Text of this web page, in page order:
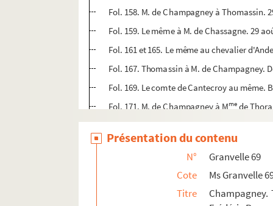
Fol. 158. M. de Champagney à Thomassin.
Fol. 159. Le même à M. de Chassagne. 29
Fol. 161 et 165. Le même au chevalier
Fol. 167. Thomassin à M. de Champagney.
Fol. 169. Le comte de Cantecroy au même.
Fol. 171. M. de Champagney à Mme de
Fol. 175. M. de Saint-Mauris à M. de
Fol. 177. Marguerite Perrenot à M. de
Fol. 179. P. de Rye, comte de Varax, au
Fol. 181. M. de Champagney au comte de
Fol. 183. Le comte de Cantecroy à M. de
Présentation du contenu
N°
Granvelle 69
Cote
Ms Granvelle
Titre
Champagney.